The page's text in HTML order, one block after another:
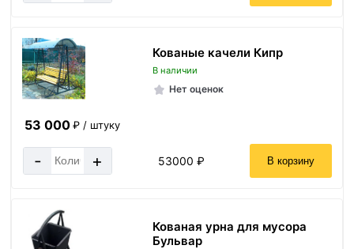
Кованые качели Кипр
В наличии
Нет оценок
53 000₽ / штуку
- + 53000 ₽ В корзину
Кованая урна для мусора
Бульвар